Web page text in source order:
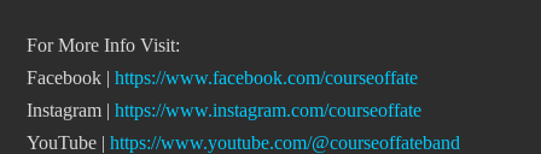
For More Info Visit:
Facebook | https://www.facebook.com/courseoffate
Instagram | https://www.instagram.com/courseoffate
YouTube | https://www.youtube.com/@courseoffateband